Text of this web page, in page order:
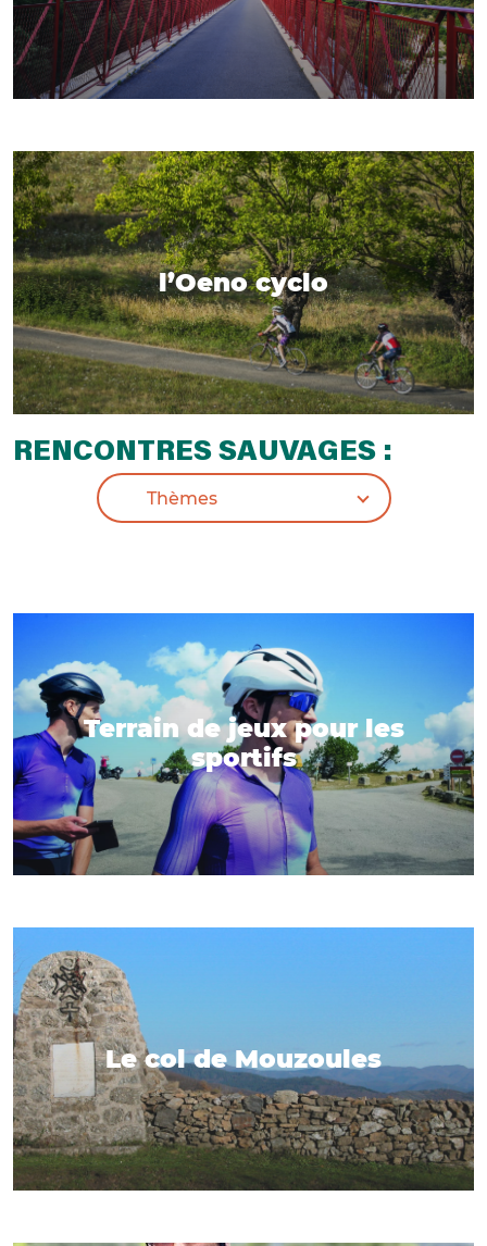
l’Oeno cyclo
RENCONTRES SAUVAGES :
Terrain de jeux pour les
sportifs
Le col de Mouzoules